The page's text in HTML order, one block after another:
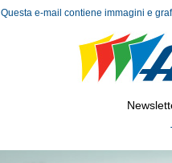
Questa e-mail contiene immagini e